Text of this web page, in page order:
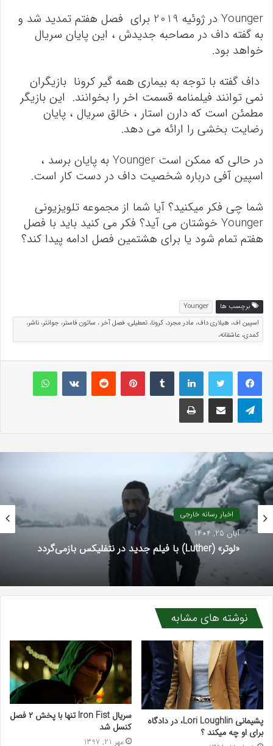
Younger در ژوئیه 2019 برای فصل هفتم تمدید شد و
به گفته داف در مصاحبه جدیدش ، این پایان سریال
خواهد بود.
داف گفته با توجه به بیماری همه گیر کرونا بازیگران
نمی توانند فیلمنامه قسمت اخر را بخوانند. این بازیگر
مطمئن است که دارن استار ، خالق سریال ، پایان
رضایت بخشی را ارائه می دهد.
در حالی که ممکن است Younger به پایان برسد ،
اسپین آفی درباره شخصیت داف در دست کار است.
شما چی فکر میکنید؟ آیا شما از مجموعه تلویزیونی
Younger خوشتان می آید؟ فکر می کنید باید با فصل
هفتم تمام شود یا برای هشتمین فصل ادامه پیدا کند؟
برچسب ها
Younger
اسپین اف، هیلاری داف، مادر مجرد، کرونا، تعطیلی، فصل آخر ، ساتون فاستر، جوانتر، ناشر،
کمدی، عاشقانه،
لینکداینتامبلر پینتریستReddit
VKontakteواتس آپ
تلگرام اشتراک گذاری با ایمیل چاپ
اخبار رسانه خارجی
آبان 25, 1404
«لوتر» (Luther) با فیلم جدید در نتفلیکس بازمی‌گردد
نوشته های مشابه
پشیمانی Lori Loughlin، در دادگاه
برای او چه میکند ؟
سریال Iron Fist تنها با پخش ۲ فصل
کنسل شد
مهر 21, 1397